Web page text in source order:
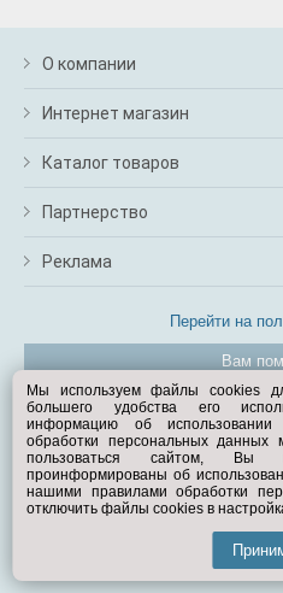
О компании
Интернет магазин
Каталог товаров
Партнерство
Реклама
Перейти на
Вам
© Exist.ru
Мы используем файлы cookies
большего удобства его
информацию об
обработки персональных
пользоваться сайтом, Вы
проинформированы об
нашими правилами обработки
отключить файлы cookies в